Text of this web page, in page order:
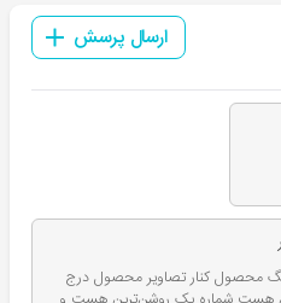
ارسال پرسش
محصول کنار تصاویر محصول درج